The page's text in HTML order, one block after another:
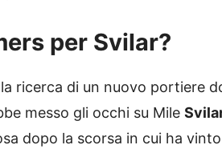
per Svilar?
ricerca di un nuovo portiere
messo gli occhi su Mile
dopo la scorsa in cui ha